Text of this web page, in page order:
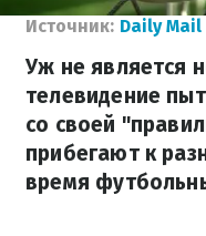
Источник: Daily Mail
Уж не является
телевидение
со своей
прибегают к
время